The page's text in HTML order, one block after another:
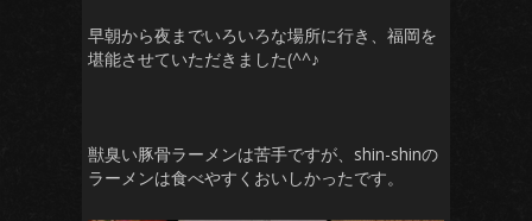
早朝から夜までいろいろな場所に行き、福岡を
堪能させていただきました(^^♪
獣臭い豚骨ラーメンは苦手ですが、shin-shinの
ラーメンは食べやすくおいしかったです。